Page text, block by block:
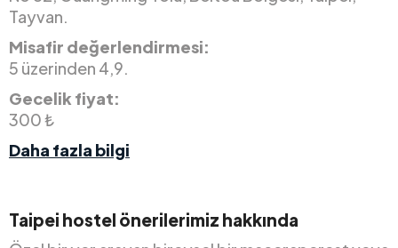
Tayvan.
Misafir değerlendirmesi:
5 üzerinden 4,9.
Gecelik fiyat:
300 ₺
Daha fazla bilgi
Taipei hostel önerilerimiz hakkında